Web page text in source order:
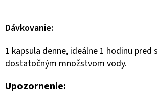
Dávkovanie:
1 kapsula denne, ideálne 1 hodinu pred
dostatočným množstvom vody.
Upozornenie: